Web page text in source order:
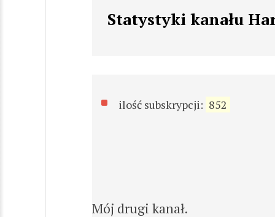
Statystyki kanału
ilość subskrypcji: 852
Mój drugi kanał.